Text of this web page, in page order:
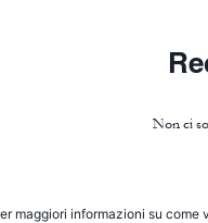
Non ci
maggiori informazioni su come